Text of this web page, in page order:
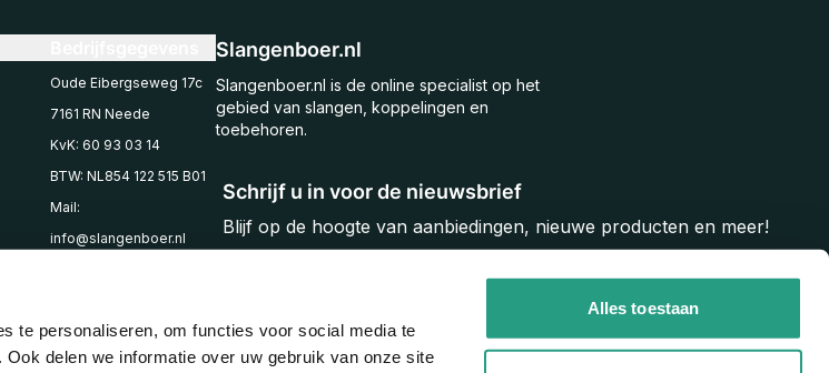
te personaliseren, om functies voor social media te
delen we informatie over uw gebruik van onze site
Alles toestaan
Schrijf u in voor de nieuwsbrief
Blijf op de hoogte van aanbiedingen, nieuwe producten en meer!
Slangenboer.nl
Slangenboer.nl is de online specialist op het
gebied van slangen, koppelingen en
toebehoren.
Oude Eibergseweg 17c
7161 RN Neede
KvK: 60 93 03 14
BTW: NL854 122 515 B01
Mail:
info@slangenboer.nl